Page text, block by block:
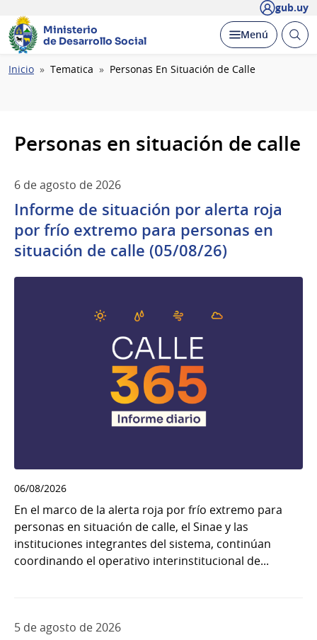
gub.uy
Ministerio
de Desarrollo Social
Desplegar
Menú Abrir
Ruta
Inicio Tematica Personas En Situación de Calle
Personas en situación de calle
6 de agosto de 2026
Informe de situación por alerta roja
por frío extremo para personas en
situación de calle (05/08/26)
06/08/2026
En el marco de la alerta roja por frío extremo para
personas en situación de calle, el Sinae y las
instituciones integrantes del sistema, continúan
coordinando el operativo interinstitucional de...
5 de agosto de 2026